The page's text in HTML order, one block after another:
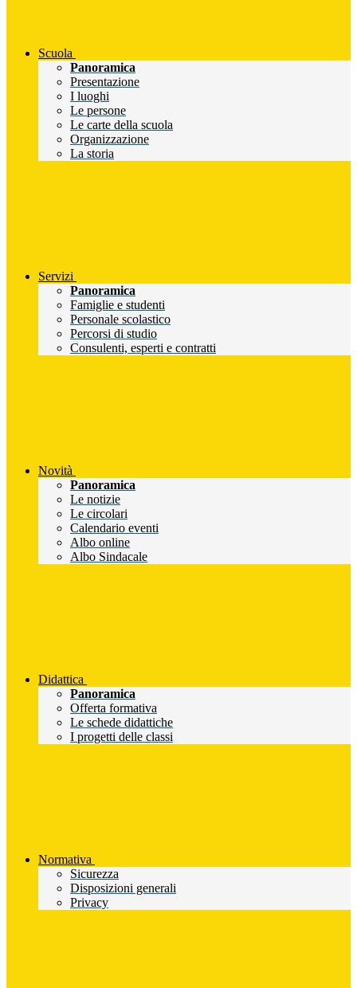
Scuola
Panoramica
Presentazione
I luoghi
Le persone
Le carte della scuola
Organizzazione
La storia
Servizi
Panoramica
Famiglie e studenti
Personale scolastico
Percorsi di studio
Consulenti, esperti e contratti
Novità
Panoramica
Le notizie
Le circolari
Calendario eventi
Albo online
Albo Sindacale
Didattica
Panoramica
Offerta formativa
Le schede didattiche
I progetti delle classi
Normativa
Sicurezza
Disposizioni generali
Privacy